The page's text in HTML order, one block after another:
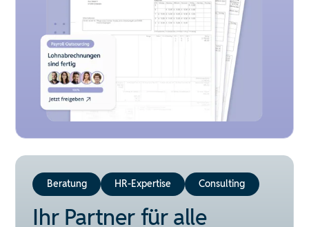
Beratung HR-Expertise Consulting
Ihr Partner für alle